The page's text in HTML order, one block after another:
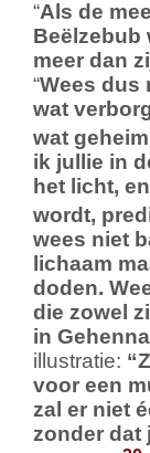
“Als de
Beëlzebub
meer dan
“Wees dus
wat
wat
ik jullie in
het licht,
wordt,
wees niet
lichaam
doden.
die zowel
in
illustratie:
voor een
zal er niet
zonder dat